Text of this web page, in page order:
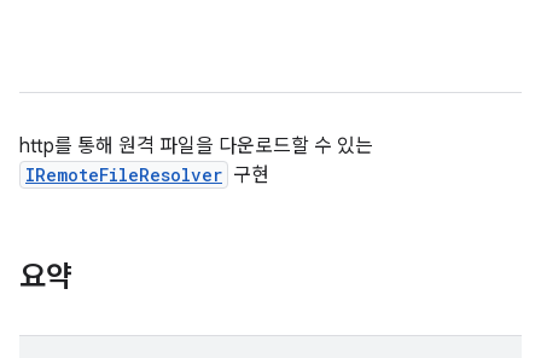
http를 통해 원격 파일을 다운로드할 수 있는
IRemoteFileResolver 구현
요약